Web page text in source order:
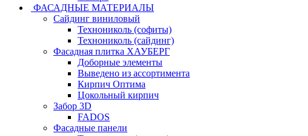
ФАСАДНЫЕ МАТЕРИАЛЫ
Сайдинг виниловый
Технониколь (софиты)
Технониколь (сайдинг)
Фасадная плитка ХАУБЕРГ
Доборные элементы
Выведено из ассортимента
Кирпич Оптима
Цокольный кирпич
Забор 3D
FADOS
Фасадные панели